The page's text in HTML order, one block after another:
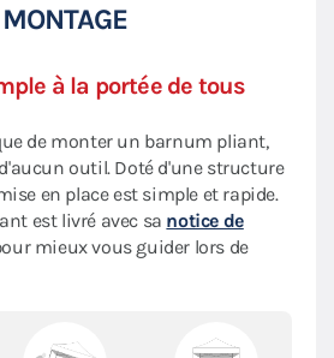
MONTAGE
à la portée de tous
de monter un barnum pliant,
outil. Doté d'une structure
en place est simple et rapide.
est livré avec sa notice de
mieux vous guider lors de